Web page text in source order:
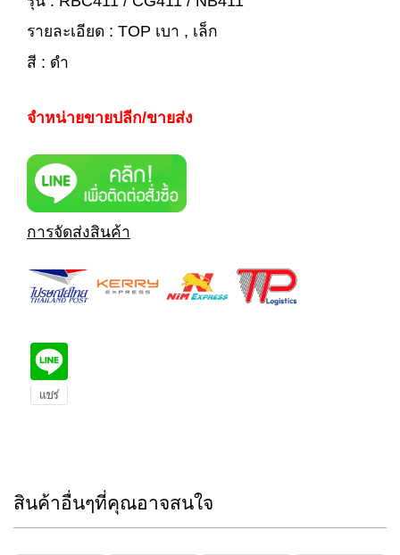
รายละเอียด : TOP เบา , เล็ก
สี : ดำ
จำหน่ายขายปลีก/ขายส่ง
การจัดส่งสินค้า
สินค้าอื่นๆที่คุณอาจสนใจ